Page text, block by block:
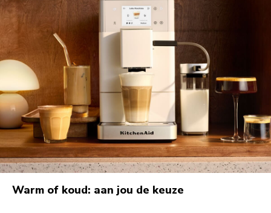
Warm of koud: aan jou de keuze